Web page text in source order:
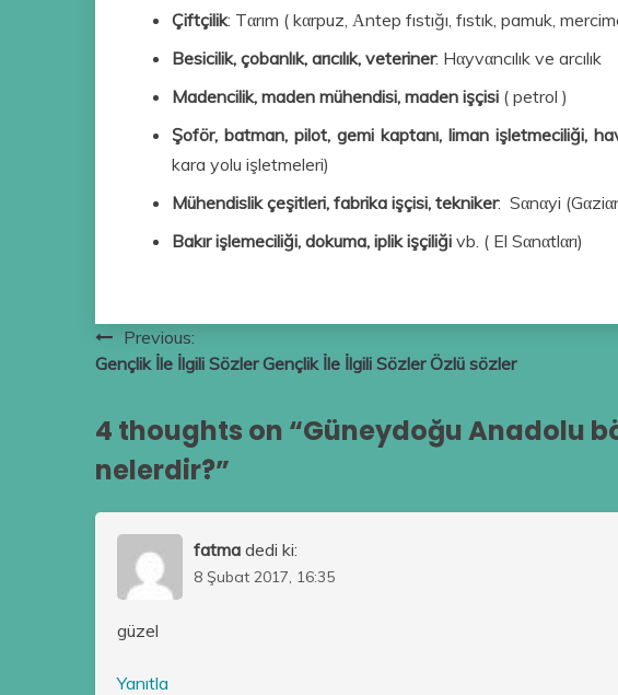
Çiftçilik: Tαrım ( kαrpuz, Αntep fıstığı, fıstık, pamuk,
Besicilik, çobanlık, arıcılık, veteriner: Hαyvαncılık ve arcılık
Madencilik, maden mühendisi, maden işçisi ( petrol )
Şoför, batman, pilot, gemi kaptanı, liman işletmeciliği,
kara yolu işletmeleri)
Mühendislik çeşitleri, fabrika işçisi, tekniker: Sαnαyi
Bakır işlemeciliği, dokuma, iplik işçiliği vb. ( El Sαnαtlαrı)
Yazı
gezinmesi
Previous:
Gençlik İle İlgili Sözler Gençlik İle İlgili Sözler Özlü sözler
4 thoughts on “Güneydoğu Anadolu
nelerdir?”
fatma dedi ki:
8 Şubat 2017, 16:35
güzel
Yanıtla